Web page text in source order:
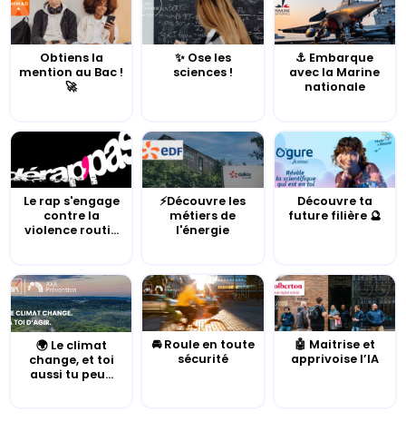
Obtiens la
mention au Bac !
🚀
✨ Ose les
sciences !
⚓️ Embarque
avec la Marine
nationale
Le rap s'engage
contre la
violence routi...
⚡Découvre les
métiers de
l'énergie
Découvre ta
future filière 🔮
🌍 Le climat
change, et toi
aussi tu peu...
🚘 Roule en toute
sécurité
🤖 Maitrise et
apprivoise l’IA